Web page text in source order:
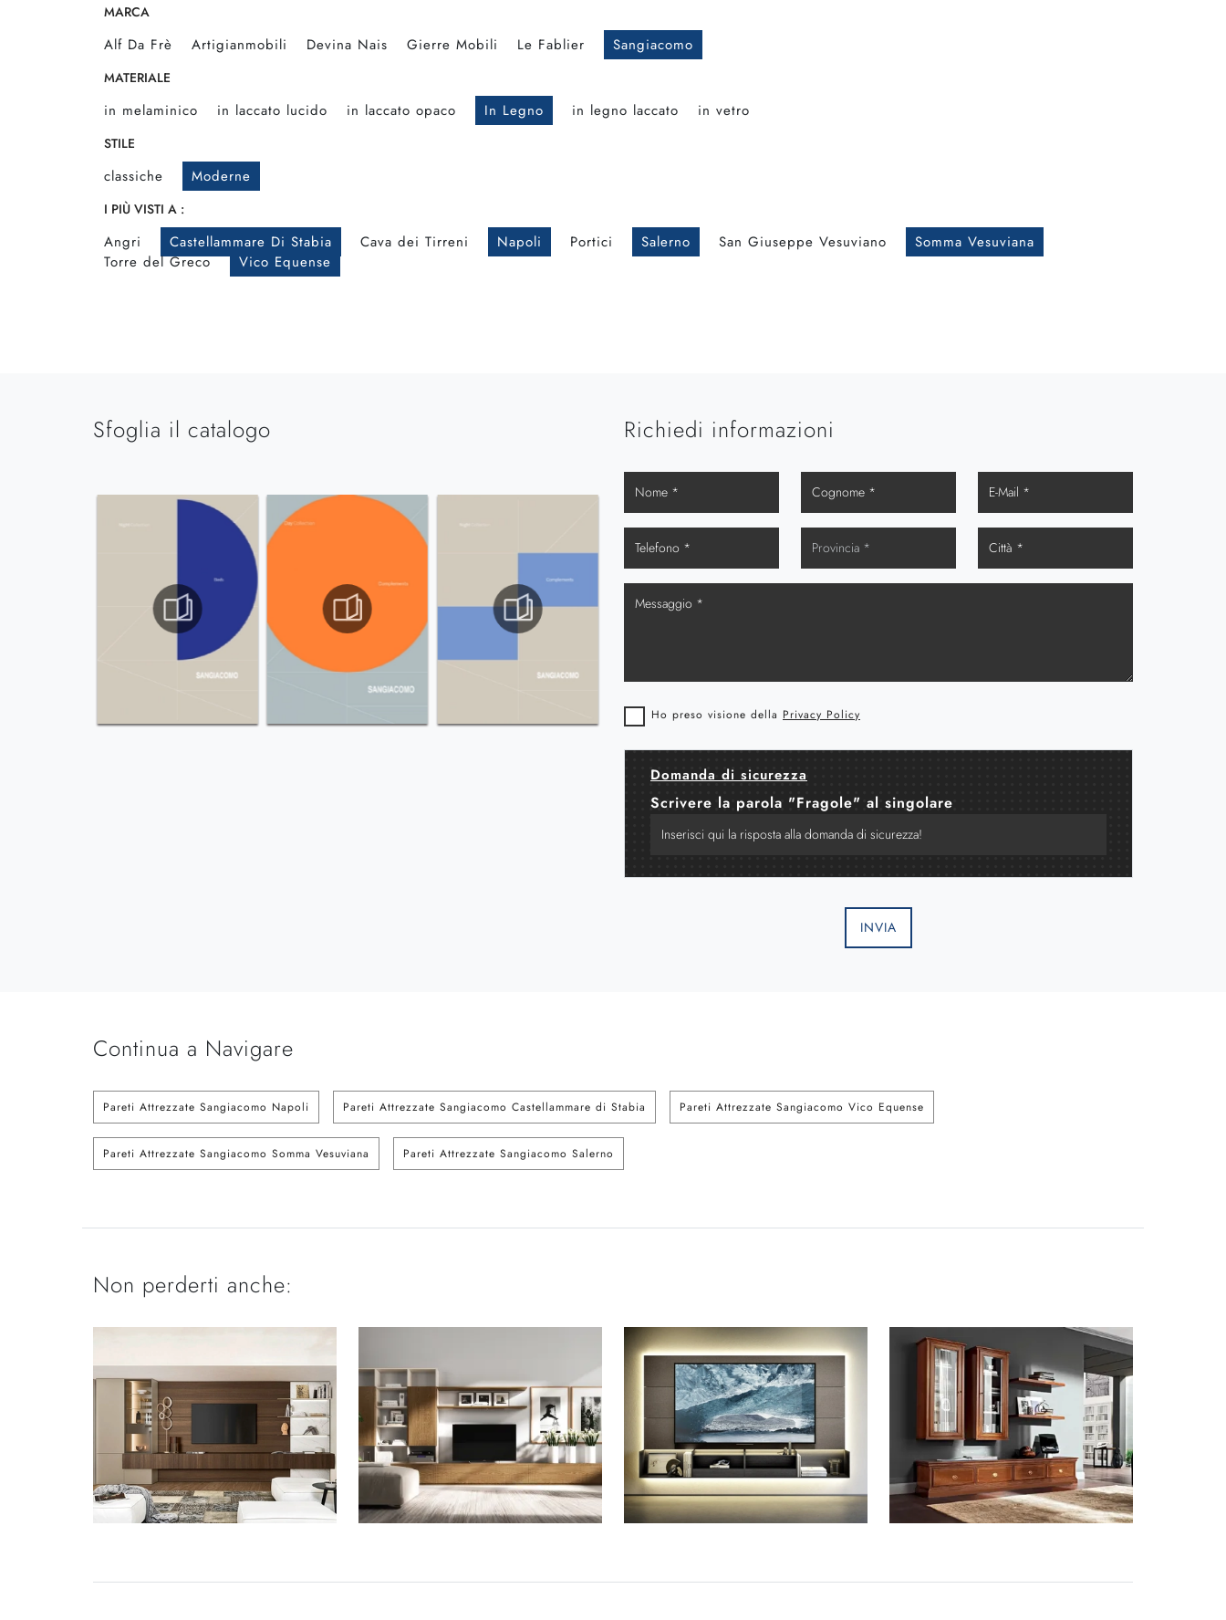
MARCA
Alf Da Frè Artigianmobili Devina Nais Gierre Mobili Le Fablier Sangiacomo
MATERIALE
in melaminico in laccato lucido in laccato opaco In Legno in legno laccato in vetro
STILE
classiche Moderne
I PIÙ VISTI A :
Angri Castellammare Di Stabia Cava dei Tirreni Napoli Portici Salerno San Giuseppe Vesuviano
Somma Vesuviana
Torre del Greco
Vico Equense
Sfoglia il catalogo Richiedi informazioni
Ho preso visione della Privacy Policy
Domanda di sicurezza
Scrivere la parola "Fragole" al singolare
INVIA
Continua a Navigare
Pareti Attrezzate Sangiacomo Napoli Pareti Attrezzate Sangiacomo Castellammare di Stabia Pareti Attrezzate Sangiacomo Vico Equense
Pareti Attrezzate Sangiacomo Somma Vesuviana Pareti Attrezzate Sangiacomo Salerno
Non perderti anche: